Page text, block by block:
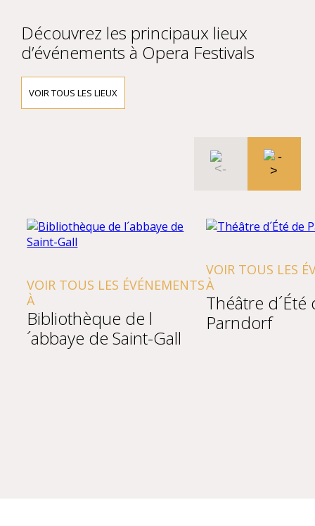
Découvrez les principaux lieux
d’événements à Opera Festivals
VOIR TOUS LES LIEUX
VOIR TOUS LES ÉVÉNEMENTS
À
Bibliothèque de l
´abbaye de Saint-Gall
VOIR TOUS LES
À
Théâtre d´Été
Parndorf